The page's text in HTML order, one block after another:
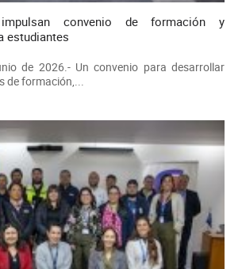
convenio de formación y
estudiantes
de 2026.- Un convenio para desarrollar
de formación,...